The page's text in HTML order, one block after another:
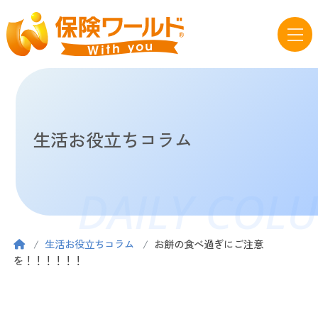
生活お役立ちコラム
DAILY
生活お役立ちコラム
お餅の食べ過ぎにご注意
を！！！！！！